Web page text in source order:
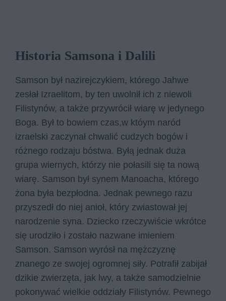
Historia Samsona i Dalili
Samson był nazirejczykiem, którego Jahwe
zesłał Izraelitom, by ten uwolnił ich z niewoli
Filistynów, a także przywrócił wiarę w jedynego
Boga. Był to bowiem czas,w któym naród
izraelski zaczynał chwalić cudzych bogów i
różnego rodzaju bóstwa. Byłą jednak duża
grupa wiernych, którzy nie połasili się ta nową
wiarę. Samson był synem Manoacha, którego
żona była bezpłodna. Jednak pewnego razu
przyszedł do niej anioł, który zwiastował jej
narodzenie syna. Dziecko rzeczywiście wkrótce
się urodziło i zostało nazwane imieniem
Samson. Samson wyrósł na mężczyznę
znanego ze swojej ogromnej siły. Potrafił zabijał
dzikie zwierzęta, jak lwy, a także samodzielnie
pokonywać wielkie oddziały Filistynów. Pewnego